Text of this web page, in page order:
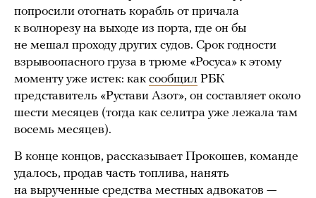
попросили отогнать корабль от причала
к волнорезу на выходе из порта, где он бы
не мешал проходу других судов. Срок годности
взрывоопасного груза в трюме «Росуса» к этому
моменту уже истек: как сообщил РБК
представитель «Рустави Азот», он составляет около
шести месяцев (тогда как селитра уже лежала там
восемь месяцев).
В конце концов, рассказывает Прокошев, команде
удалось, продав часть топлива, нанять
на вырученные средства местных адвокатов —